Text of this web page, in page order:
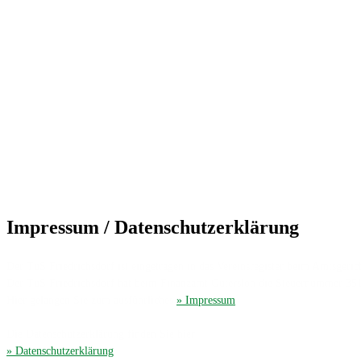
Impressum / Datenschutzerklärung
» Impressum
» Datenschutzerklärung